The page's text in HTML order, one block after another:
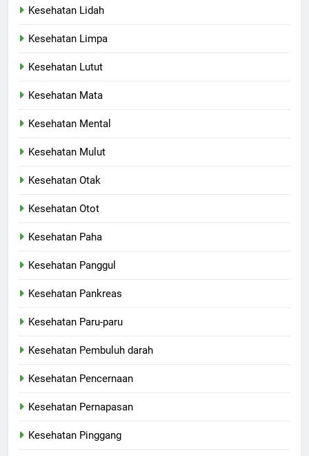
Kesehatan Lidah
Kesehatan Limpa
Kesehatan Lutut
Kesehatan Mata
Kesehatan Mental
Kesehatan Mulut
Kesehatan Otak
Kesehatan Otot
Kesehatan Paha
Kesehatan Panggul
Kesehatan Pankreas
Kesehatan Paru-paru
Kesehatan Pembuluh darah
Kesehatan Pencernaan
Kesehatan Pernapasan
Kesehatan Pinggang